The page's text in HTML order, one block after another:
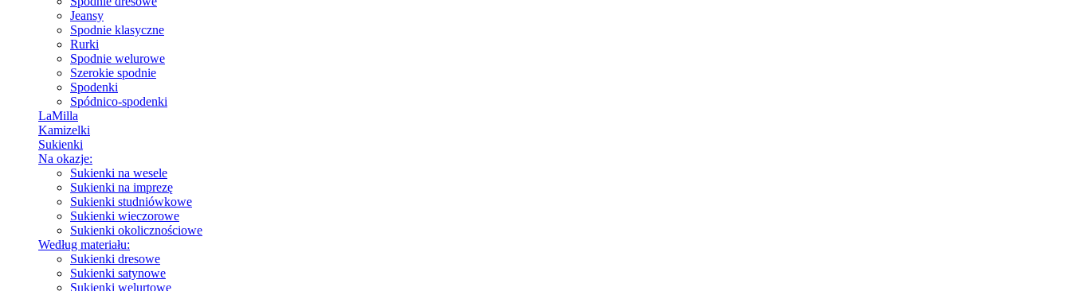
Jeansy
Spodnie klasyczne
Rurki
Spodnie welurowe
Szerokie spodnie
Spodenki
Spódnico-spodenki
LaMilla
Kamizelki
Sukienki
Na okazje:
Sukienki na wesele
Sukienki na imprezę
Sukienki studniówkowe
Sukienki wieczorowe
Sukienki okolicznościowe
Według materiału:
Sukienki dresowe
Sukienki satynowe
Sukienki welurtowe